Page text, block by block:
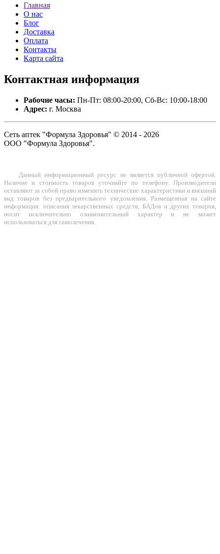
Главная
О нас
Блог
Доставка
Оплата
Контакты
Карта сайта
Контактная информация
Рабочие часы: Пн-Пт: 08:00-20:00, Сб-Вс: 10:00-18:00
Адрес: г. Москва
Сеть аптек "Формула Здоровья" © 2014 - 2026
ООО "Формула Здоровья".
Данный информационный ресурс не является публичной офертой.
Наличие и стоимость товаров уточняйте по телефону. Производители
оставляют за собой право изменять технические характеристики и внешний
вид товаров без предварительного уведомления. Размещенная на сайте
информация: описания лекарственных средств, БАДов и других товаров,
носит исключительно ознакомительный характер и не может
использоваться для самолечения.